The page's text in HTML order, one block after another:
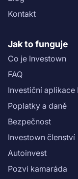
skóre projektu
(https://
tranše: 2. etapa"}}
Kontakt
Jak to funguje
Co je Investown
FAQ
Investiční aplikace
Poplatky a daně
Bezpečnost
Investown členství
Autoinvest
Pozvi kamaráda